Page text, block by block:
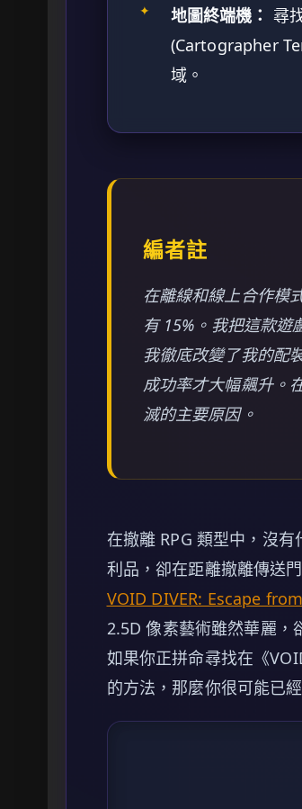
✦ 地圖終端機： 尋
(Cartographer
域。
編者註
在離線和線上合作模
有 15%。我把這款遊
我徹底改變了我的配
成功率才大幅飆升。
滅的主要原因。
在撤離 RPG 類型中，沒
利品，卻在距離撤離傳送
VOID DIVER: Escape
2.5D 像素藝術雖然華麗，
如果你正拼命尋找在《
的方法，那麼你很可能已